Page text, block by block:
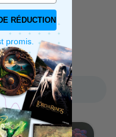
RÉDUCTION
promis.